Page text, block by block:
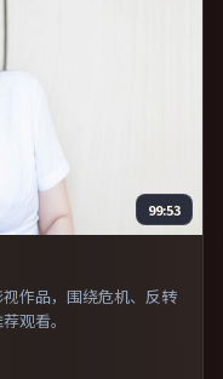
99:53
作品，围绕危机、反转
观看。